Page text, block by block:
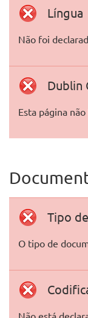
Língua
Não foi
Dublin
Esta página
Tipo
O tipo de
Não está